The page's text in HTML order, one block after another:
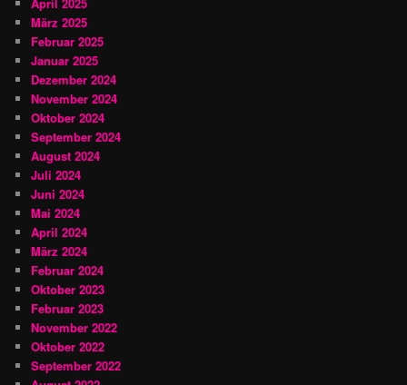
März 2025
Februar 2025
Januar 2025
Dezember 2024
November 2024
Oktober 2024
September 2024
August 2024
Juli 2024
Juni 2024
Mai 2024
April 2024
März 2024
Februar 2024
Oktober 2023
Februar 2023
November 2022
Oktober 2022
September 2022